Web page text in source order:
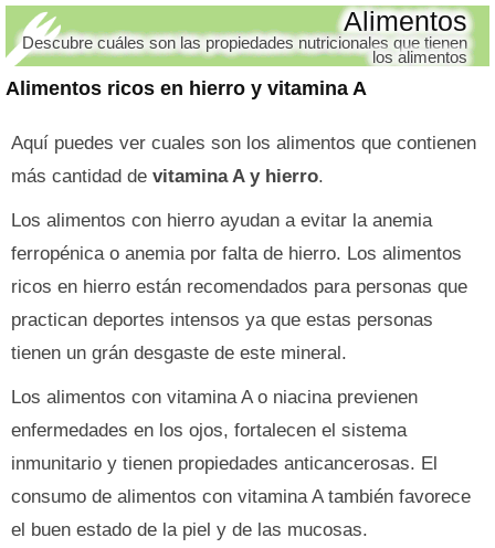
Alimentos ricos en hierro y vitamina A
Alimentos
Descubre cuáles son las propiedades nutricionales que tienen
los alimentos
Aquí puedes ver cuales son los alimentos que contienen
más cantidad de vitamina A y hierro.
Los alimentos con hierro ayudan a evitar la anemia
ferropénica o anemia por falta de hierro. Los alimentos
ricos en hierro están recomendados para personas que
practican deportes intensos ya que estas personas
tienen un grán desgaste de este mineral.
Los alimentos con vitamina A o niacina previenen
enfermedades en los ojos, fortalecen el sistema
inmunitario y tienen propiedades anticancerosas. El
consumo de alimentos con vitamina A también favorece
el buen estado de la piel y de las mucosas.